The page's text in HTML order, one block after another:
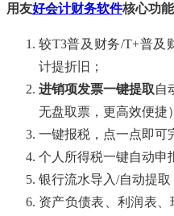
用友好会计财务软件核心功
较T3普及财务/T+普及
计提折旧；
进销项发票一键提取自
无盘取票，更高效便捷
一键报税，点一点即可
个人所得税一键自动申
银行流水导入/自动提取
资产负债表、利润表